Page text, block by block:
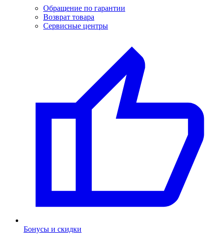
Обращение по гарантии
Возврат товара
Сервисные центры
Бонусы и скидки